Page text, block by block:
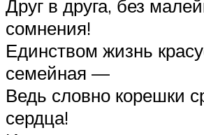
Друг в друга, без
сомнения!
Единством жизнь
семейная —
Ведь словно корешки
сердца!